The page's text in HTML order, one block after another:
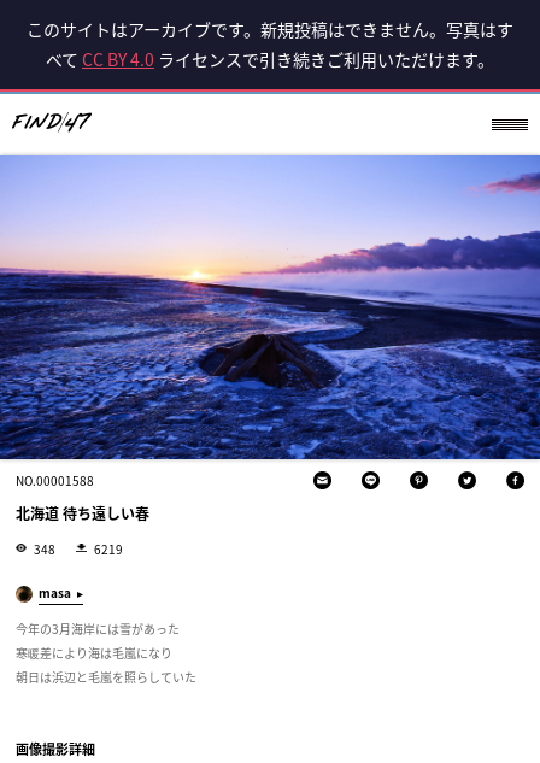
このサイトはアーカイブです。新規投稿はできません。写真はす
べて CC BY 4.0 ライセンスで引き続きご利用いただけます。
NO.00001588
北海道 待ち遠しい春
348 6219
masa
今年の3月海岸には雪があった
寒暖差により海は毛嵐になり
朝日は浜辺と毛嵐を照らしていた
画像撮影詳細